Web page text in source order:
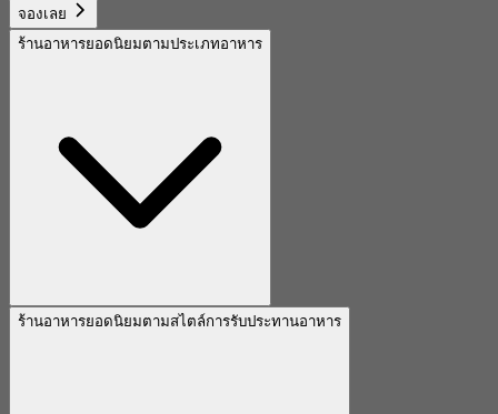
จองเลย
ร้านอาหารยอดนิยมตามประเภทอาหาร
ร้านอาหารยอดนิยมตามสไตล์การรับประทานอาหาร